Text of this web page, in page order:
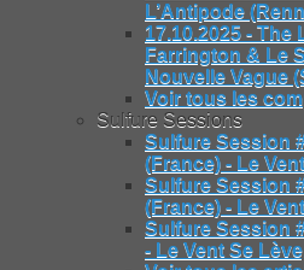
L’Antipode
17.10.2025 - The
Farrington & Le
Nouvelle Vague
Voir tous les
Sulfure Sessions
Sulfure Session
(France) - Le
Sulfure Session
(France) - Le
Sulfure Session
- Le Vent Se